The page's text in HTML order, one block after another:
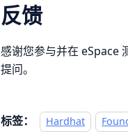
反馈
感谢您参与并在 eSpace
提问。
标签： Hardhat